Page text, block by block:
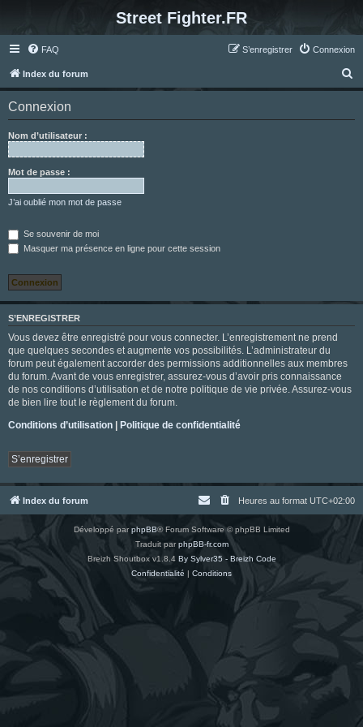
Street Fighter.FR
FAQ Connexion
S’enregistrer
Index du forum
e
Connexion
Nom d’utilisateur :
Mot de passe :
J’ai oublié mon mot de passe
Se souvenir de moi
Masquer ma présence en ligne pour cette session
S’ENREGISTRER
Vous devez être enregistré pour vous connecter. L’enregistrement ne prend
que quelques secondes et augmente vos possibilités. L’administrateur du
forum peut également accorder des permissions additionnelles aux membres
du forum. Avant de vous enregistrer, assurez-vous d’avoir pris connaissance
de nos conditions d’utilisation et de notre politique de vie privée. Assurez-vous
de bien lire tout le règlement du forum.
Conditions d’utilisation | Politique de confidentialité
S’enregistrer
Index du forum Heures au format UTC+02:00
Développé parphpBB® Forum Software © phpBB Limited
Traduit parphpBB-fr.com
Breizh Shoutbox v1.8.4 By Sylver35 - Breizh Code
Confidentialité | Conditions